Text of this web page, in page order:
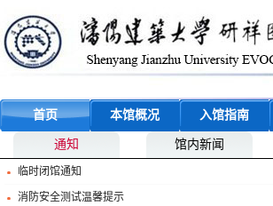
首页 本馆概况 入馆指南
通知 馆内新闻
临时闭馆通知
消防安全测试温馨提示